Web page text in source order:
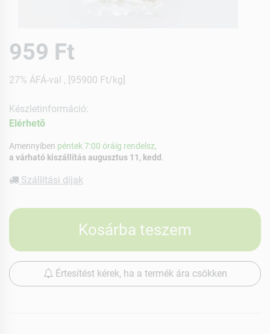
959 Ft
27% ÁFÁ-val , [95900 Ft/kg]
Készletinformáció:
Elérhetõ
Amennyiben péntek 7:00 óráig rendelsz,
a várható kiszállítás augusztus 11, kedd
Szállítási díjak
Kosárba teszem
Értesítést kérek, ha a termék ára csökken